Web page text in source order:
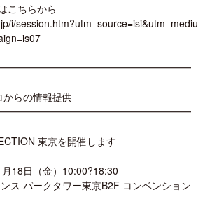
ちらから
i/session.htm?utm_source=isi&utm_mediu
らの情報提供
東京を開催します
日（金）10:00?18:30
パークタワー東京B2F コンベンション